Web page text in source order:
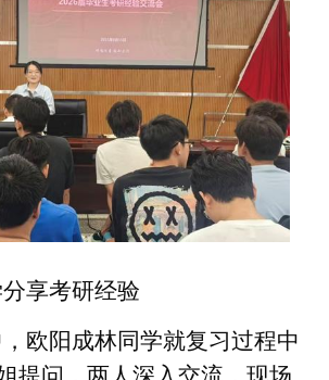
享考研经验
欧阳成林同学就复习过程中